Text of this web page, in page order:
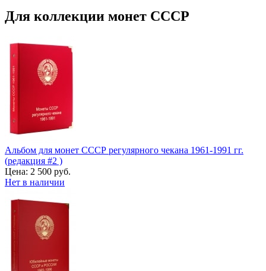
Для коллекции монет СССР
Альбом для монет СССР регулярного чекана 1961-1991 гг.
(редакция #2 )
Цена: 2 500 руб.
Нет в наличии